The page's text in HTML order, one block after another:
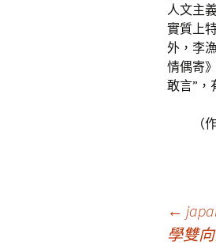
人文主
實質上
外，李
情偶寄
敢言”，
（
←
學雙